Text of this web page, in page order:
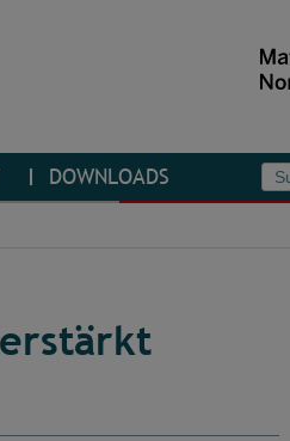
DOWNLOADS